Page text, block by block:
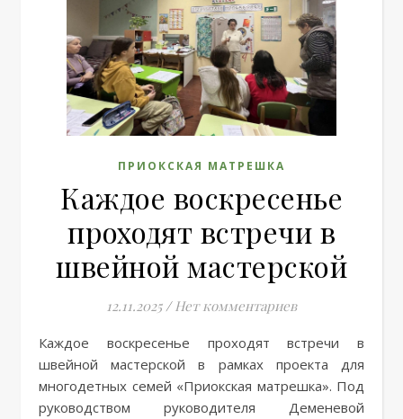
ПРИОКСКАЯ МАТРЕШКА
Каждое воскресенье
проходят встречи в
швейной мастерской
12.11.2025 / Нет комментариев
Каждое воскресенье проходят встречи в
швейной мастерской в рамках проекта для
многодетных семей «Приокская матрешка». Под
руководством руководителя Деменевой